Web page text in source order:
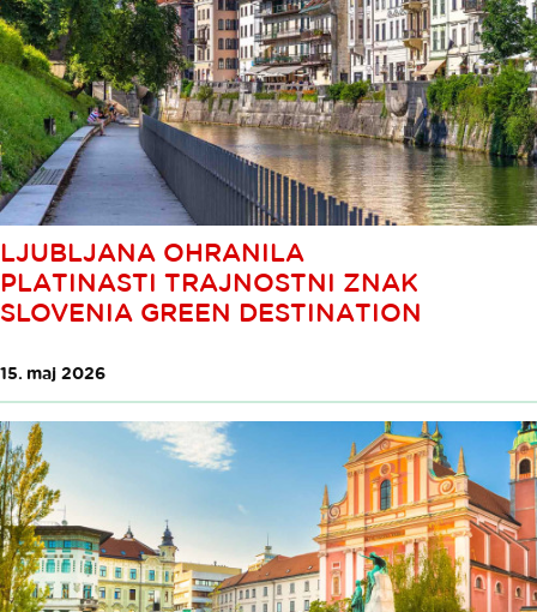
LJUBLJANA OHRANILA
PLATINASTI TRAJNOSTNI ZNAK
SLOVENIA GREEN DESTINATION
15. maj 2026